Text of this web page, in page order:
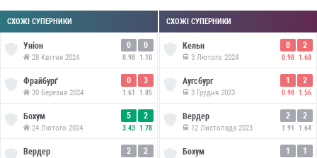
СХОЖІ СУПЕРНИКИ
Уніон
28 Квітня 2024
0
0.98
0
1.10
Фрайбурґ
30 Березня 2024
0
1.61
3
1.85
Бохум
24 Лютого 2024
5
3.43
2
1.78
Вердер 2 2
СХОЖІ СУПЕРНИКИ
Кельн
3 Лютого 2024
0
0.98
2
1.68
Аугсбург
3 Грудня 2023
1
0.98
2
1.56
Вердер
12 Листопада 2023
2
1.91
2
1.64
Бохум 1 1